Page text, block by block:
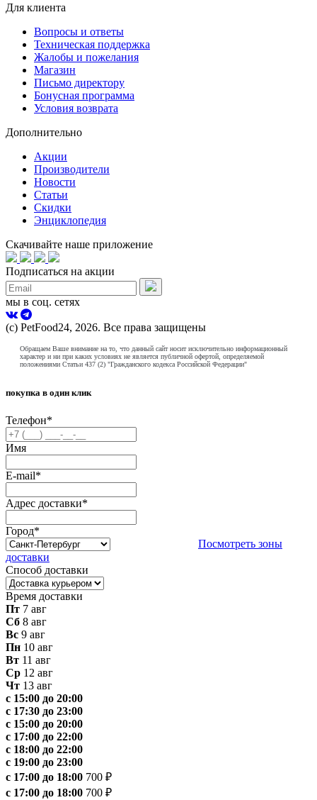
Для клиента
Вопросы и ответы
Техническая поддержка
Жалобы и пожелания
Магазин
Письмо директору
Бонусная программа
Условия возврата
Дополнительно
Акции
Производители
Новости
Статьи
Скидки
Энциклопедия
Скачивайте наше приложение
Подписаться на акции
мы в соц. сетях
(с) PetFood24, 2026. Все права защищены
Обращаем Ваше внимание на то, что данный сайт носит исключительно информационный
характер и ни при каких условиях не является публичной офертой, определяемой
положениями Статьи 437 (2) "Гражданского кодекса Российской Федерации"
покупка в один клик
Телефон*
Имя
E-mail*
Адрес доставки*
Город*
Посмотреть зоны
доставки
Способ доставки
Время доставки
Пт 7 авг
Сб 8 авг
Вс 9 авг
Пн 10 авг
Вт 11 авг
Ср 12 авг
Чт 13 авг
с 15:00 до 20:00
с 17:30 до 23:00
с 15:00 до 20:00
с 17:00 до 22:00
с 18:00 до 22:00
с 19:00 до 23:00
с 17:00 до 18:00 700 ₽
с 17:00 до 18:00 700 ₽